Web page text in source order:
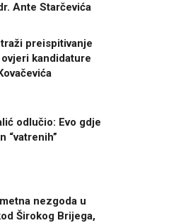
Ante Starčevića
traži preispitivanje
kandidature
odlučio: Evo gdje
“vatrenih”
nezgoda u
Širokog Brijega,